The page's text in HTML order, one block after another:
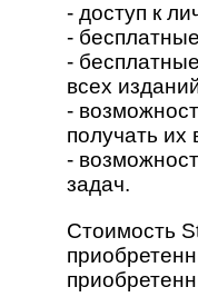
- доступ к
-
-
всех
-
получать их
-
задач.
Стоимость